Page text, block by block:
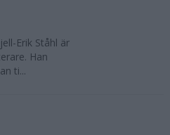
Erik Ståhl är
Han
ti...